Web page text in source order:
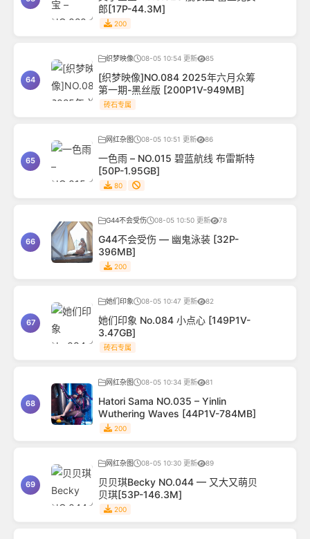
郎[17P-44.3M]
200
64
织梦映像 08-05 10:54 更新 85
[织梦映像]NO.084 2025年六月众筹
第一期-黑丝版 [200P1V-949MB]
砖石专属
65
网红杂图 08-05 10:51 更新 86
一色雨 – NO.015 碧蓝航线 布雷斯特
[50P-1.95GB]
80
66
G44不会受伤 08-05 10:50 更新 78
G44不会受伤 — 幽鬼泳装 [32P-
396MB]
200
67
她们印象 08-05 10:47 更新 82
她们印象 No.084 小点心 [149P1V-
3.47GB]
砖石专属
68
网红杂图 08-05 10:34 更新 81
Hatori Sama NO.035 – Yinlin
Wuthering Waves [44P1V-784MB]
200
69
网红杂图 08-05 10:30 更新 89
贝贝琪Becky NO.044 — 又大又萌贝
贝琪[53P-146.3M]
200